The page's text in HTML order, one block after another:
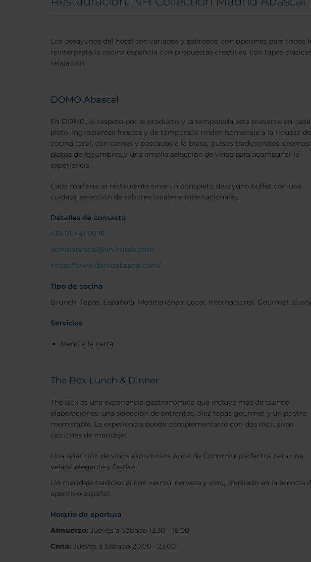
Los desayunos del hotel son variados y sabrosos, con opciones para
reinterpreta la cocina española con propuestas creativas, con tapas
relajación.
DOMO Abascal
En DOMO, el respeto por el producto y la temporada está presente en cada
plato. Ingredientes frescos y de temporada rinden homenaje a la riqueza
cocina local, con carnes y pescados a la brasa, guisos tradicionales,
platos de legumbres y una amplia selección de vinos para acompañar la
experiencia.
Cada mañana, el restaurante sirve un completo desayuno buffet con una
cuidada selección de sabores locales e internacionales.
Detalles de contacto
+34 91 441 00 15
domoabascal@nh-hotels.com
https://www.domoabascal.com/
Tipo de cocina
Brunch, Tapas, Española, Mediterránea, Local, Internacional, Gourmet,
Servicios
Menú a la carta
The Box Lunch & Dinner
The Box es una experiencia gastronómica que incluye más de quince
elaboraciones: una selección de entrantes, diez tapas gourmet y un postre
memorable. La experiencia puede complementarse con dos exclusivas
opciones de maridaje:
Una selección de vinos espumosos Anna de Codorníu, perfectos para una
velada elegante y festiva.
Un maridaje tradicional con vermú, cerveza y vino, inspirado en la esencia
aperitivo español.
Horario de apertura
Almuerzo: Jueves a Sábado 13:30 - 16:00
Cena: Jueves a Sábado 20:00 - 23:00